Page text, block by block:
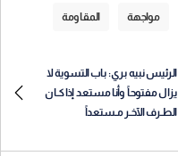
مواجهة المقاومة
الرئيس نبيه بري: باب التسوية لا
يزال مفتوحاً وأنا مستعد إذا كـان
الطـرف الآخـر مـستعداً